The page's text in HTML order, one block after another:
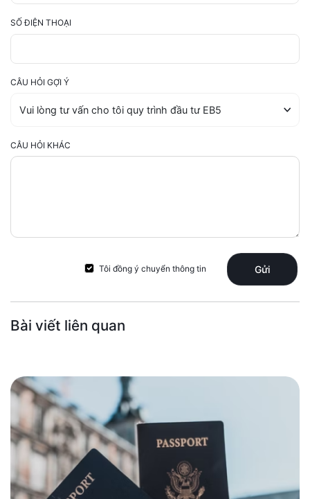
SỐ ĐIỆN THOẠI
CÂU HỎI GỢI Ý
CÂU HỎI KHÁC
Tôi đồng ý chuyển thông tin Gửi
Bài viết liên quan